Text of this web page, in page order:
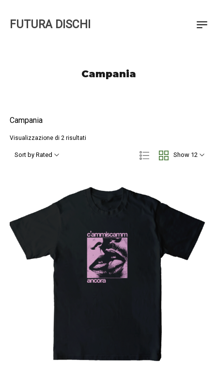
FUTURA DISCHI
Campania
Campania
Visualizzazione di 2 risultati
Show 12
Sort by Rated